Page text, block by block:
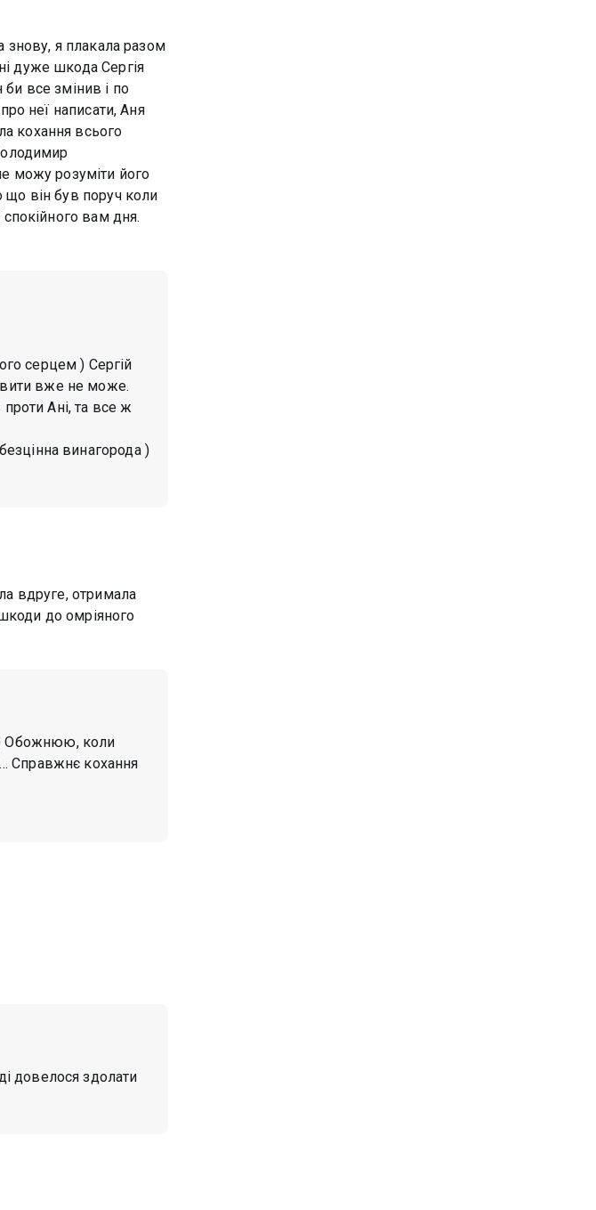
знову, я плакала разом
дуже шкода Сергія
все змінив і по
неї написати, Аня
кохання всього
можу розуміти його
що він був поруч коли
вам дня.
серцем ) Сергій
вже не може.
Ані, та все ж
винагорода )
вдруге, отримала
до омріяного
) Обожнюю, коли
Справжнє кохання
довелося здолати